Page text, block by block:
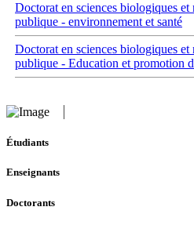
Doctorat en sciences biologiques et
publique - environnement et santé
Doctorat en sciences biologiques et
publique - Education et promotion
Étudiants
Enseignants
Doctorants